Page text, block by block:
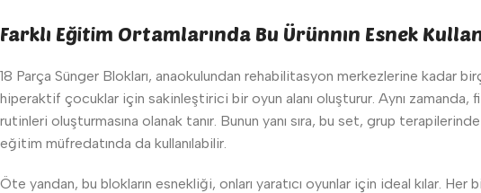
Farklı Eğitim Ortamlarında Bu Ürünnın Esnek
18 Parça Sünger Blokları, anaokulundan rehabilitasyon merkezlerine kadar
hiperaktif çocuklar için sakinleştirici bir oyun alanı oluşturur. Aynı
rutinleri oluşturmasına olanak tanır. Bunun yanı sıra, bu set, grup
eğitim müfredatında da kullanılabilir.
Öte yandan, bu blokların esnekliği, onları yaratıcı oyunlar için ideal kılar.